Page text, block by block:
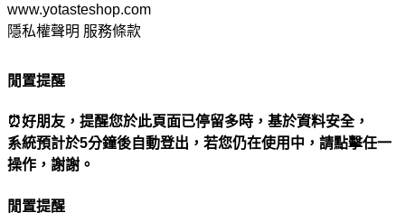
www.yotasteshop.com
隱私權聲明 服務條款
閒置提醒
⏰好朋友，提醒您於此頁面已停留多時，基於資料安全，
系統預計於5分鐘後自動登出，若您仍在使用中，請點擊任一
操作，謝謝。
閒置提醒